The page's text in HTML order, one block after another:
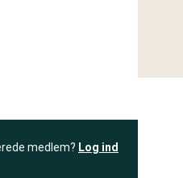
medlem? Log ind